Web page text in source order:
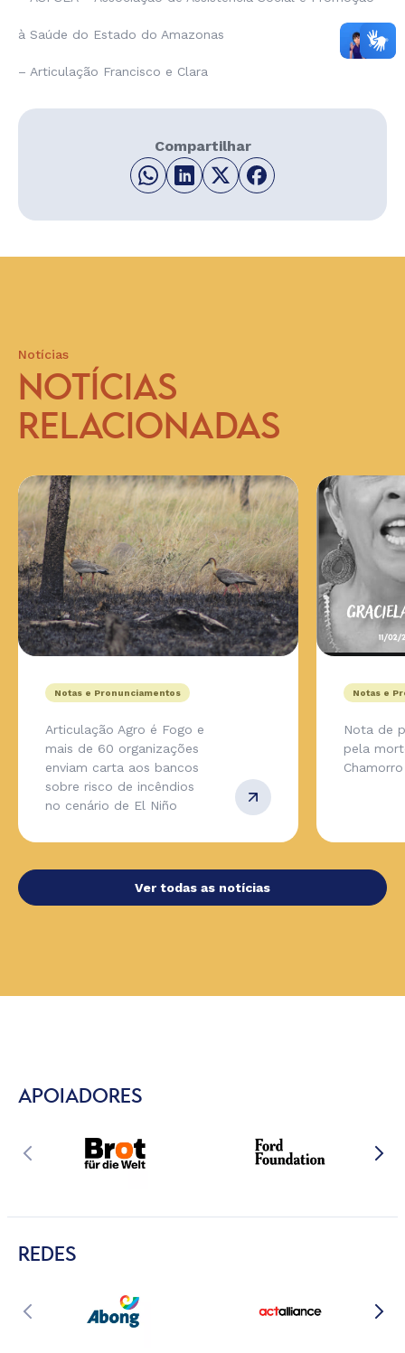
à Saúde do Estado do Amazonas
– Articulação Francisco e Clara
Compartilhar
Notícias
NOTÍCIAS
RELACIONADAS
Notas e Pronunciamentos
Articulação Agro é Fogo e
mais de 60 organizações
enviam carta aos bancos
sobre risco de incêndios
no cenário de El Niño
Notas e
Nota de
pela
Chamorro
Ver todas as notícias
APOIADORES
REDES